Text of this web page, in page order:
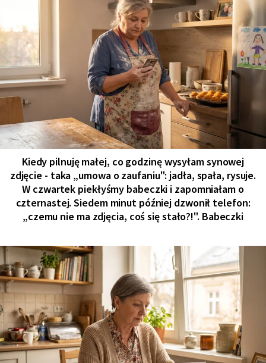
Kiedy pilnuję małej, co godzinę wysyłam synowej
zdjęcie - taka „umowa o zaufaniu": jadła, spała, rysuje.
W czwartek piekłyśmy babeczki i zapomniałam o
czternastej. Siedem minut później dzwonił telefon:
„czemu nie ma zdjęcia, coś się stało?!". Babeczki